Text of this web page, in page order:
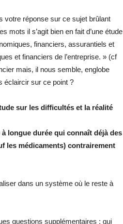
votre réponse sur ce sujet brûlant
mots il s’agit bien en fait d’une étude
financiers, assurantiels et
et financiers de l’entreprise. » (cf
mais, il nous semble, englobe
éclaircir sur ce point ?
sur les difficultés et la réalité
longue durée qui connaît déjà des
les médicaments) contrairement
dans un système où le reste à
questions supplémentaires ; qui